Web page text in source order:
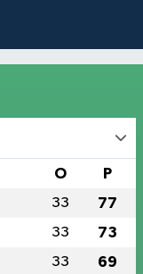
O P
33 77
33 73
33 69